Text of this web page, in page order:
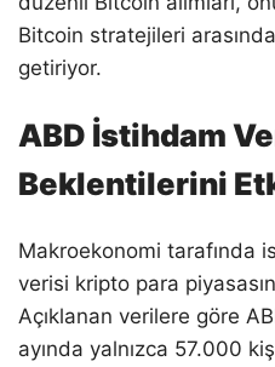
Bitcoin stratejileri
getiriyor.
ABD İstihdam
Beklentilerini
Makroekonomi tarafında
verisi kripto para
Açıklanan verilere göre
ayında yalnızca 57.000